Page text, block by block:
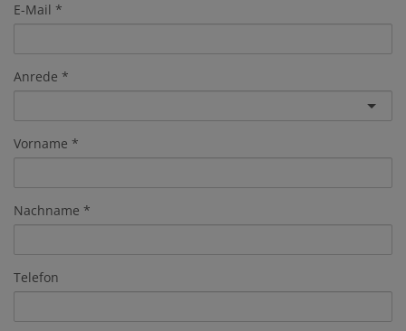
E-Mail
Anrede
Vorname
Nachname
Telefon